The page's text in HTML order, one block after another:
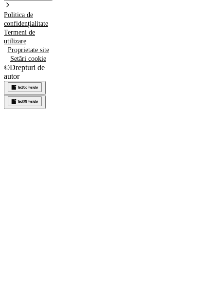
Politica de
confidențialitate
Termeni de
utilizare
Proprietate site
Setări cookie
©Drepturi de
autor